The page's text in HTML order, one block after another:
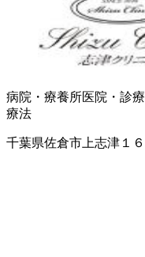
病院・療養所医院・診
療法
千葉県佐倉市上志津１６